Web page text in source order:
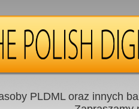
PLDML oraz innych